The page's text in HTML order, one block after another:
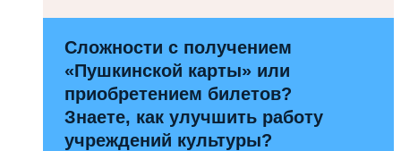
Сложности с получением
«Пушкинской карты» или
приобретением билетов?
Знаете, как улучшить работу
учреждений культуры?